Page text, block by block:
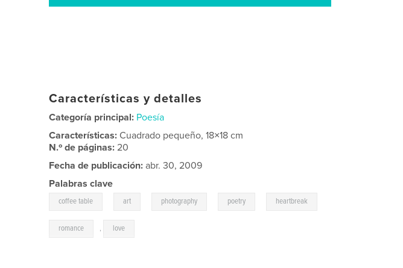
Características y detalles
Categoría principal: Poesía
Características:Cuadrado pequeño, 18×18 cm
N.º de páginas:20
Fecha de publicación: abr. 30, 2009
Palabras clave
coffee table art photography poetry heartbreak
romance , love